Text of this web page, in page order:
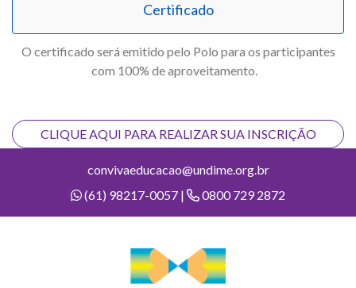
Certificado
O certificado será emitido pelo Polo para os participantes
com 100% de aproveitamento.
CLIQUE AQUI PARA REALIZAR SUA INSCRIÇÃO
convivaeducacao@undime.org.br
(61) 98217-0057 |
0800 729 2872